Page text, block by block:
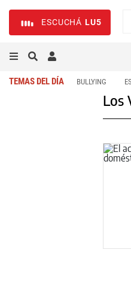
ESCUCHÁ LU5
TEMAS DEL DÍA BULLYING
Los